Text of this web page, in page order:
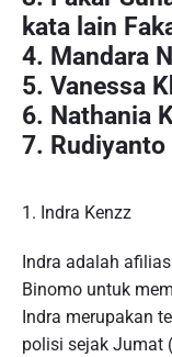
kata lain
4. Mandara
5. Vanessa
6. Nathania
7. Rudiyanto
1. Indra Kenzz
Indra adalah
Binomo untuk
Indra merupakan
polisi sejak Jumat